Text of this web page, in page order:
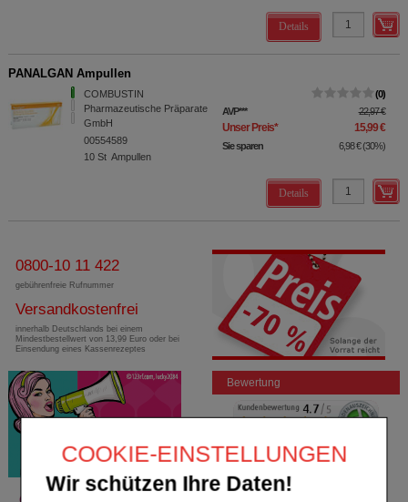
COOKIE-EINSTELLUNGEN
Wir schützen Ihre Daten!
Details
PANALGAN Ampullen
COMBUSTIN
Pharmazeutische Präparate
GmbH
00554589
10 St Ampullen
0
AVP*** 22,97 €
Unser Preis* 15,99 €
Sie sparen 6,98 € (30%)
Details
0800-10 11 422
gebührenfreie Rufnummer
Versandkostenfrei
innerhalb Deutschlands bei einem
Mindestbestellwert von 13,99 Euro oder bei
Einsendung eines Kassenrezeptes
Bewertung